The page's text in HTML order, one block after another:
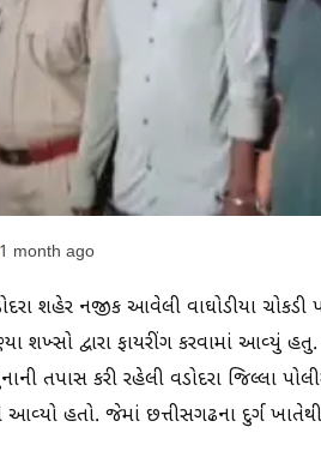
1 month ago
શહેર નજીક આવેલી વાઘોડીયા ચોકડી
શખ્સો દ્વારા ફાયરીંગ કરવામાં આવ્યું
તપાસ કરી રહેલી વડોદરા જિલ્લા
આવ્યો હતો. જેમાં છત્તીસગઢના દુર્ગ